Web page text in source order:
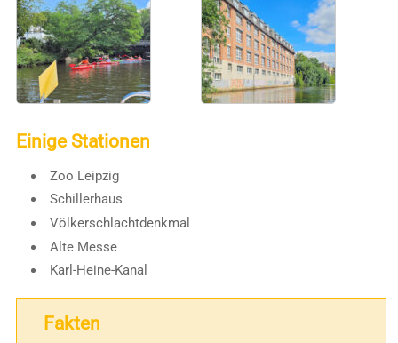
Einige Stationen
Zoo Leipzig
Schillerhaus
Völkerschlachtdenkmal
Alte Messe
Karl-Heine-Kanal
Fakten